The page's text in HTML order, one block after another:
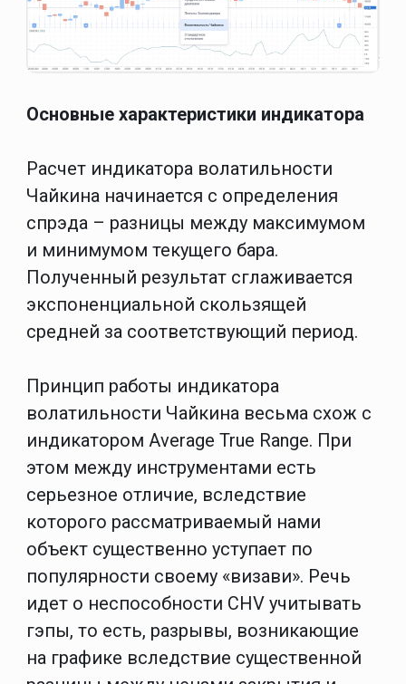
Основные характеристики индикатора
Расчет индикатора волатильности
Чайкина начинается с определения
спрэда – разницы между максимумом
и минимумом текущего бара.
Полученный результат сглаживается
экспоненциальной скользящей
средней за соответствующий период.
Принцип работы индикатора
волатильности Чайкина весьма схож с
индикатором Average True Range. При
этом между инструментами есть
серьезное отличие, вследствие
которого рассматриваемый нами
объект существенно уступает по
популярности своему «визави». Речь
идет о неспособности CHV учитывать
гэпы, то есть, разрывы, возникающие
на графике вследствие существенной